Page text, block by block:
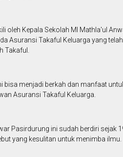
oleh Kepala Sekolah MI Mathla'ul
Asuransi Takaful Keluarga yang
Takaful.
bisa menjadi berkah dan manfaat
Asuransi Takaful Keluarga.
Pasirdurung ini sudah berdiri sejak
yang kesulitan untuk menimba ilmu.